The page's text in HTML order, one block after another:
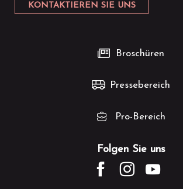
KONTAKTIEREN SIE UNS
Folgen Sie uns
Broschüren
Pressebereich
Pro-Bereich